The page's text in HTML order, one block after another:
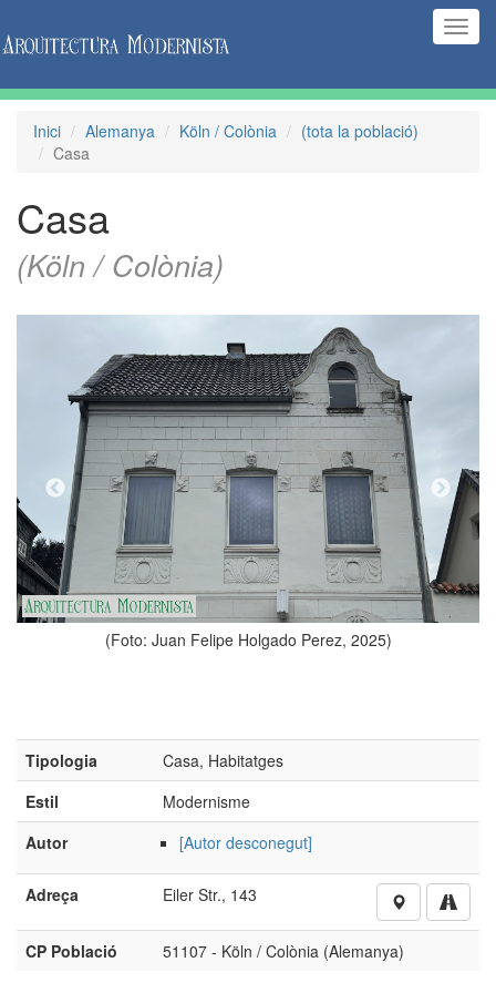
Inici Alemanya Köln / Colònia
(tota la població)
Casa
Casa
(Köln / Colònia)
Juan Felipe Holgado Perez, 2025)
(Foto:
Tipologia
Casa, Habitatges
Estil
Modernisme